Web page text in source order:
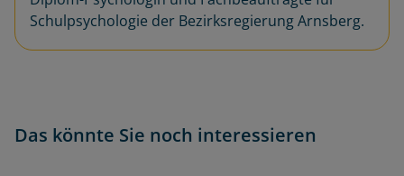
Schulpsychologie der Bezirksregierung Arnsberg.
Das könnte Sie noch interessieren